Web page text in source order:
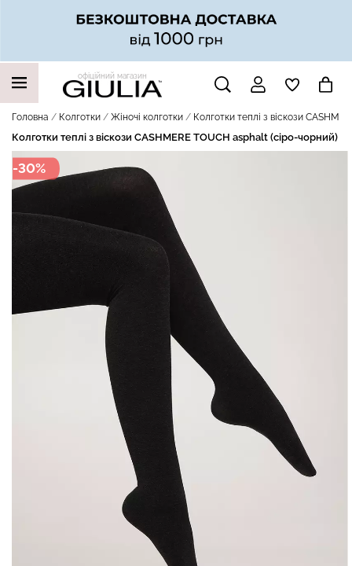
офіційний магазин
Головна Колготки Жіночі колготки Колготки теплі з віскози
Колготки теплі з віскози CASHMERE TOUCH asphalt (сіро-чорний)
-30%
НАШІ ТРЕНДОВІ ТОВАРИ
Безшовні легінси з
мікрофібри LEGGINGS 02
Безшовні бразиліана з
легкою корекцією
BRASILIAN SHAPEWEAR
black (чорний) Giulia
258 грн.